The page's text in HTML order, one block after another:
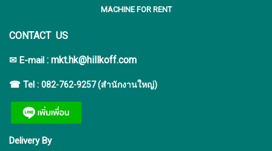
MACHINE FOR RENT
CONTACT US
✉ E-mail : mkt.hk@hillkoff.com
☎ Tel : 082-762-9257 (สำนักงานใหญ่)
Delivery By